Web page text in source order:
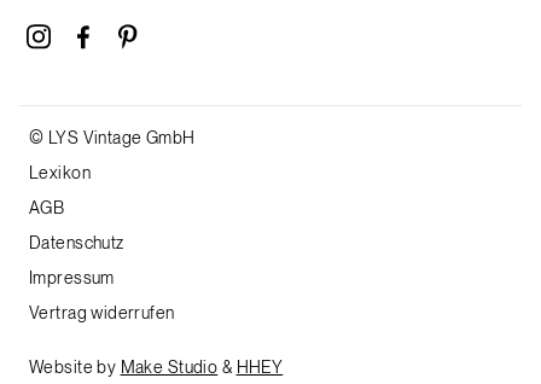
© LYS Vintage GmbH
Lexikon
AGB
Datenschutz
Impressum
Vertrag widerrufen
Website by Make Studio & HHEY